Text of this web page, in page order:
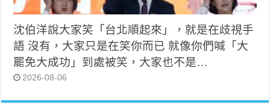
沈伯洋說大家笑「台北順起來」，就是在歧視手
語 沒有，大家只是在笑你而已 就像你們喊「大
罷免大成功」到處被笑，大家也不是…
2026-08-06